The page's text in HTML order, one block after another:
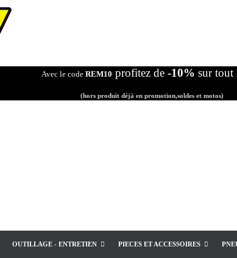
Avec le code REM10 profitez de -10% sur tout
(hors produit déjà en promotion,soldes et motos)
OUTILLAGE - ENTRETIEN PIECES ET ACCESSOIRES